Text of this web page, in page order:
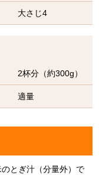
大さじ4
2杯分（約300g）
適量
とぎ汁（分量外）で